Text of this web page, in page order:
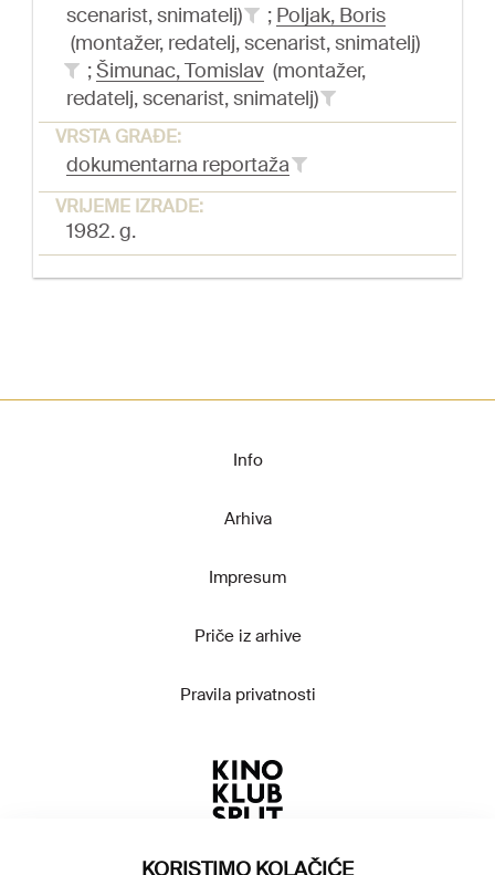
scenarist, snimatelj)
; Poljak, Boris
(montažer, redatelj, scenarist, snimatelj)
;Šimunac, Tomislav (montažer,
redatelj, scenarist, snimatelj)
VRSTA GRAĐE:
dokumentarna reportaža
VRIJEME IZRADE:
1982. g.
Info
Arhiva
Impresum
Priče iz arhive
Pravila privatnosti
KORISTIMO KOLAČIĆE